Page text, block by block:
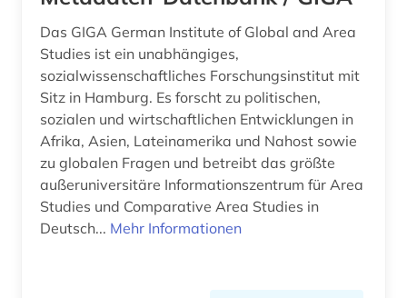
vordere orient (1)
vorderer orient (1)
vorislamisch (1)
westasien (2)
westeuropa (1)
wirtschaft (1)
Das GIGA German Institute of Global and Area
Studies ist ein unabhängiges,
sozialwissenschaftliches Forschungsinstitut mit
Sitz in Hamburg. Es forscht zu politischen,
sozialen und wirtschaftlichen Entwicklungen in
Afrika, Asien, Lateinamerika und Nahost sowie
zu globalen Fragen und betreibt das größte
außeruniversitäre Informationszentrum für Area
Studies und Comparative Area Studies in
Deutsch... Mehr Informationen